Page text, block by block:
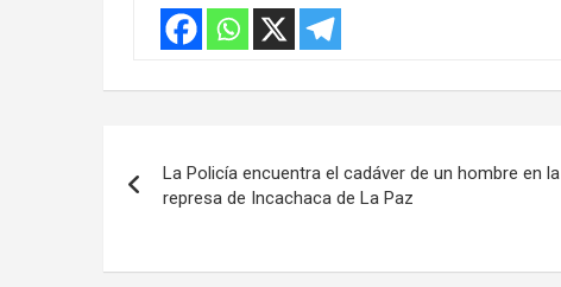
de
La Policía encuentra el cadáver de un hombre en la
represa de Incachaca de La Paz